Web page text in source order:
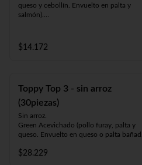
queso y cebollín. Envuelto en palta y
salmón).
Panko Mushroom 10piezas (champiñón,
queso y cebollín. Frito en Panko).
$14.172
Toppy Top 3 - sin arroz
(30piezas)
Sin arroz.
Green Acevichado (pollo furay, palta y
queso. Envuelto en queso o palta bañada
Acevichado Top (camarón furay, atún,
$28.229